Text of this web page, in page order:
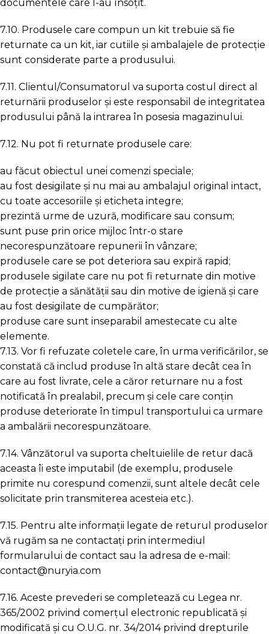
documentele care l-au însoțit.
7.10. Produsele care compun un kit trebuie să fie
returnate ca un kit, iar cutiile și ambalajele de protecție
sunt considerate parte a produsului.
7.11. Clientul/Consumatorul va suporta costul direct al
returnării produselor și este responsabil de integritatea
produsului până la intrarea în posesia magazinului.
7.12. Nu pot fi returnate produsele care:
au făcut obiectul unei comenzi speciale;
au fost desigilate și nu mai au ambalajul original intact,
cu toate accesoriile și eticheta integre;
prezintă urme de uzură, modificare sau consum;
sunt puse prin orice mijloc într-o stare
necorespunzătoare repunerii în vânzare;
produsele care se pot deteriora sau expiră rapid;
produsele sigilate care nu pot fi returnate din motive
de protecție a sănătății sau din motive de igienă și care
au fost desigilate de cumpărător;
produse care sunt inseparabil amestecate cu alte
elemente.
7.13. Vor fi refuzate coletele care, în urma verificărilor, se
constată că includ produse în altă stare decât cea în
care au fost livrate, cele a căror returnare nu a fost
notificată în prealabil, precum și cele care conțin
produse deteriorate în timpul transportului ca urmare
a ambalării necorespunzătoare.
7.14. Vânzătorul va suporta cheltuielile de retur dacă
aceasta îi este imputabil (de exemplu, produsele
primite nu corespund comenzii, sunt altele decât cele
solicitate prin transmiterea acesteia etc.).
7.15. Pentru alte informații legate de returul produselor
vă rugăm sa ne contactați prin intermediul
formularului de contact sau la adresa de e-mail:
contact@nuryia.com
7.16. Aceste prevederi se completează cu Legea nr.
365/2002 privind comerțul electronic republicată și
modificată și cu O.U.G. nr. 34/2014 privind drepturile